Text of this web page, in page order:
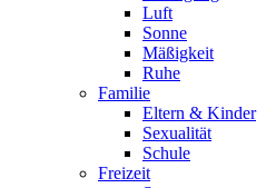
Luft
Sonne
Mäßigkeit
Ruhe
Familie
Eltern & Kinder
Sexualität
Schule
Freizeit